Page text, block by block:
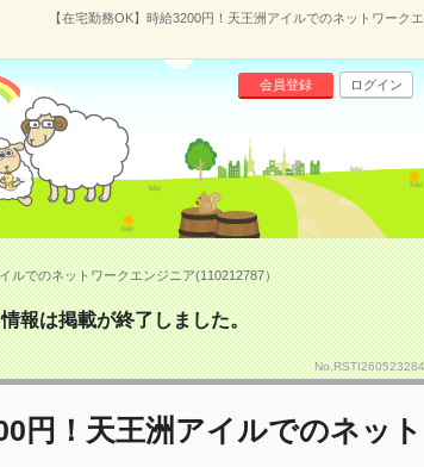
【在宅勤務OK】時給3200円！天王洲アイルでのネットワーク
会員登録 ログイン
ルでのネットワークエンジニア(110212787）
報は掲載が終了しました。
円！天王洲アイルでのネット